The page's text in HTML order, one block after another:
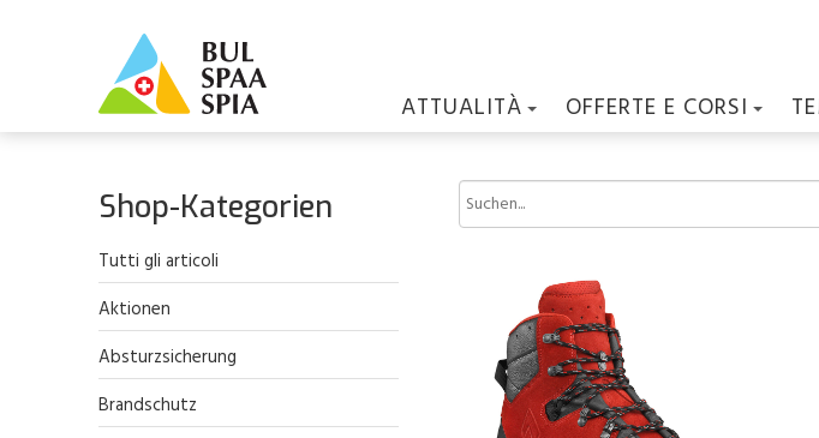
ATTUALITÀ OFFERTE E CORSI
Shop-Kategorien
Tutti gli articoli
Aktionen
Absturzsicherung
Brandschutz